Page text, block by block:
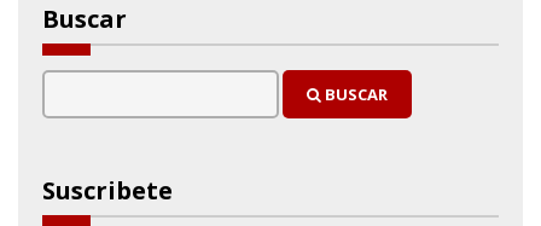
Buscar
BUSCAR
Suscribete